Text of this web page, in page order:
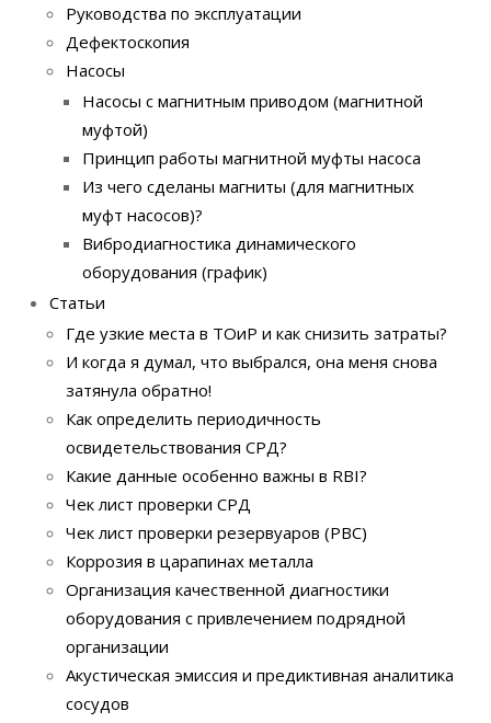
Руководства по эксплуатации
Дефектоскопия
Насосы
Насосы с магнитным приводом (магнитной
муфтой)
Принцип работы магнитной муфты насоса
Из чего сделаны магниты (для магнитных
муфт насосов)?
Вибродиагностика динамического
оборудования (график)
Статьи
Где узкие места в ТОиР и как снизить затраты?
И когда я думал, что выбрался, она меня снова
затянула обратно!
Как определить периодичность
освидетельствования СРД?
Какие данные особенно важны в RBI?
Чек лист проверки СРД
Чек лист проверки резервуаров (РВС)
Коррозия в царапинах металла
Организация качественной диагностики
оборудования с привлечением подрядной
организации
Акустическая эмиссия и предиктивная аналитика
сосудов